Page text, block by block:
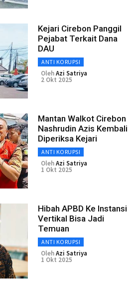
Kejari Cirebon Panggil
Pejabat Terkait Dana
DAU
ANTI KORUPSI
OlehAzi Satriya
2 Okt 2025
Mantan Walkot Cirebon
Nashrudin Azis Kembali
Diperiksa Kejari
ANTI KORUPSI
OlehAzi Satriya
1 Okt 2025
Hibah APBD Ke Instansi
Vertikal Bisa Jadi
Temuan
ANTI KORUPSI
OlehAzi Satriya
1 Okt 2025